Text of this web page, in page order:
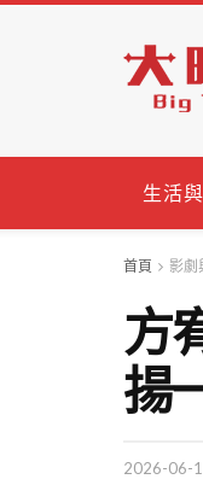
生活
首頁 影劇
方
揚
2026-06-